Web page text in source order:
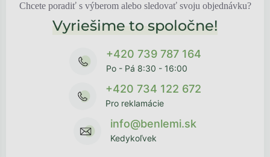
Chcete poradiť s výberom alebo sledovať svoju objednávku?
Vyriešime to spoločne!
+420 739 787 164
Po - Pá 8:30 - 16:00
+420 734 122 672
Pro reklamácie
info@benlemi.sk
Kedykoľvek